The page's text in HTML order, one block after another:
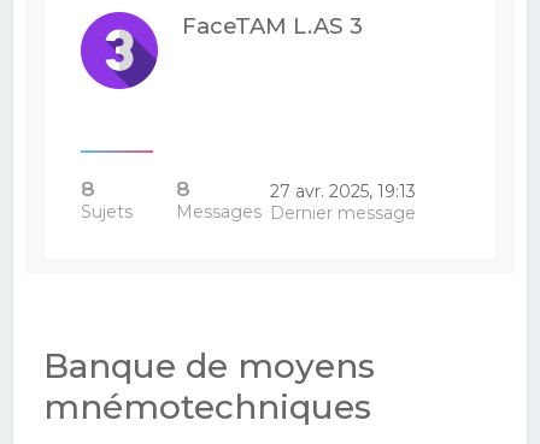
FaceTAM L.AS 3
8
Sujets
8
Messages
27 avr. 2025, 19:13
Dernier message
Banque de moyens
mnémotechniques